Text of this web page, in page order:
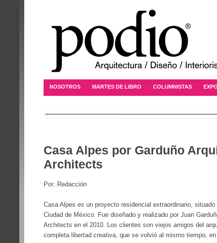
NOSOTROS MARTES DE LIBRO COLUMNISTAS
Casa Alpes por Garduño
Architects
Por: Redacción
Casa Alpes es un proyecto residencial extraordinario,
Ciudad de México. Fue diseñado y realizado por Juan
Architects en el 2010. Los clientes son viejos amigos del
completa libertad creativa, que se volvió al mismo tiempo,